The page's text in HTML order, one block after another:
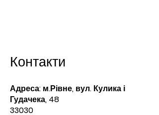
Контакти
Адреса: м.Рівне, вул. Кулика і
Гудачека, 48
33030